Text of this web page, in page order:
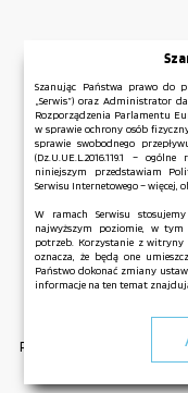
Realizacja: Interprom.pl -
Szanując Państwa prawo do
„Serwis”) oraz Administrator
Rozporządzenia Parlamentu
w sprawie ochrony osób
sprawie swobodnego
(Dz.U.UE.L.2016.119.1 –
niniejszym przedstawiam
Serwisu Internetowego – więcej,
W ramach Serwisu
najwyższym poziomie, w tym
potrzeb. Korzystanie z witryny
oznacza, że będą one
Państwo dokonać zmiany
informacje na ten temat